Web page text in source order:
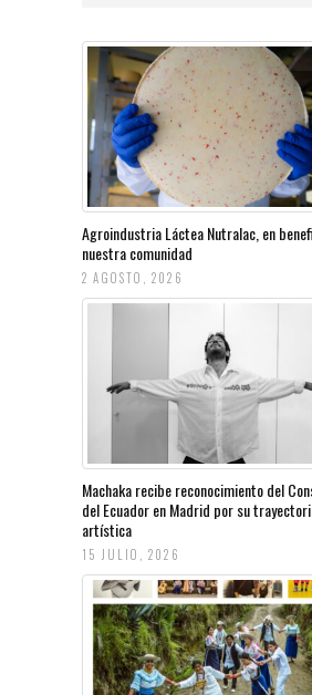
Agroindustria Láctea Nutralac, en
nuestra comunidad
2 AGOSTO, 2026
Machaka recibe reconocimiento del
del Ecuador en Madrid por su
artística
15 JULIO, 2026